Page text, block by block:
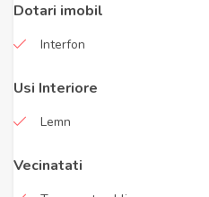
Dotari imobil
Interfon
Usi Interiore
Lemn
Vecinatati